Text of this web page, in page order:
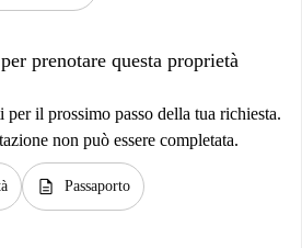
prenotare questa proprietà
per il prossimo passo della tua richiesta.
non può essere completata.
description Passaporto